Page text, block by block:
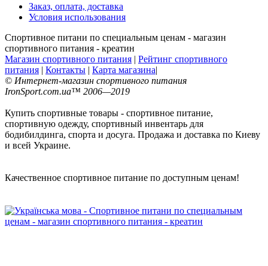
Заказ, оплата, доставка
Условия использования
Спортивное питани по специальным ценам - магазин
спортивного питания - креатин
Магазин спортивного питания | Рейтинг спортивного
питания | Контакты | Карта магазина|
© Интернет-магазин спортивного питания
IronSport.com.ua™ 2006—2019
Купить спортивные товары - спортивное питание,
спортивную одежду, спортивный инвентарь для
бодибилдинга, спорта и досуга. Продажа и доставка по Киеву
и всей Украине.
Качественное спортивное питание по доступным ценам!